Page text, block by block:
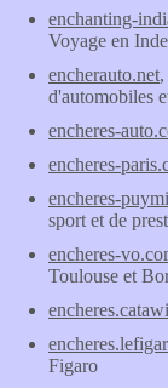
enchanting-
Voyage en
encherauto.net
d'automobiles
encheres-
encheres-
encheres-
sport et de
encheres-
Toulouse et
Figaro